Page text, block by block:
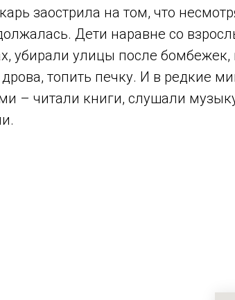
заострила на том, что
Дети наравне со
убирали улицы после
топить печку. И в редкие
– читали книги, слушали